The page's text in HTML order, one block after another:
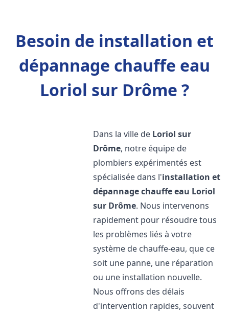
Besoin de installation et
dépannage chauffe eau
Loriol sur Drôme ?
Dans la ville de Loriol sur
Drôme, notre équipe de
plombiers expérimentés est
spécialisée dans l'installation et
dépannage chauffe eau Loriol
sur Drôme. Nous intervenons
rapidement pour résoudre tous
les problèmes liés à votre
système de chauffe-eau, que ce
soit une panne, une réparation
ou une installation nouvelle.
Nous offrons des délais
d'intervention rapides, souvent